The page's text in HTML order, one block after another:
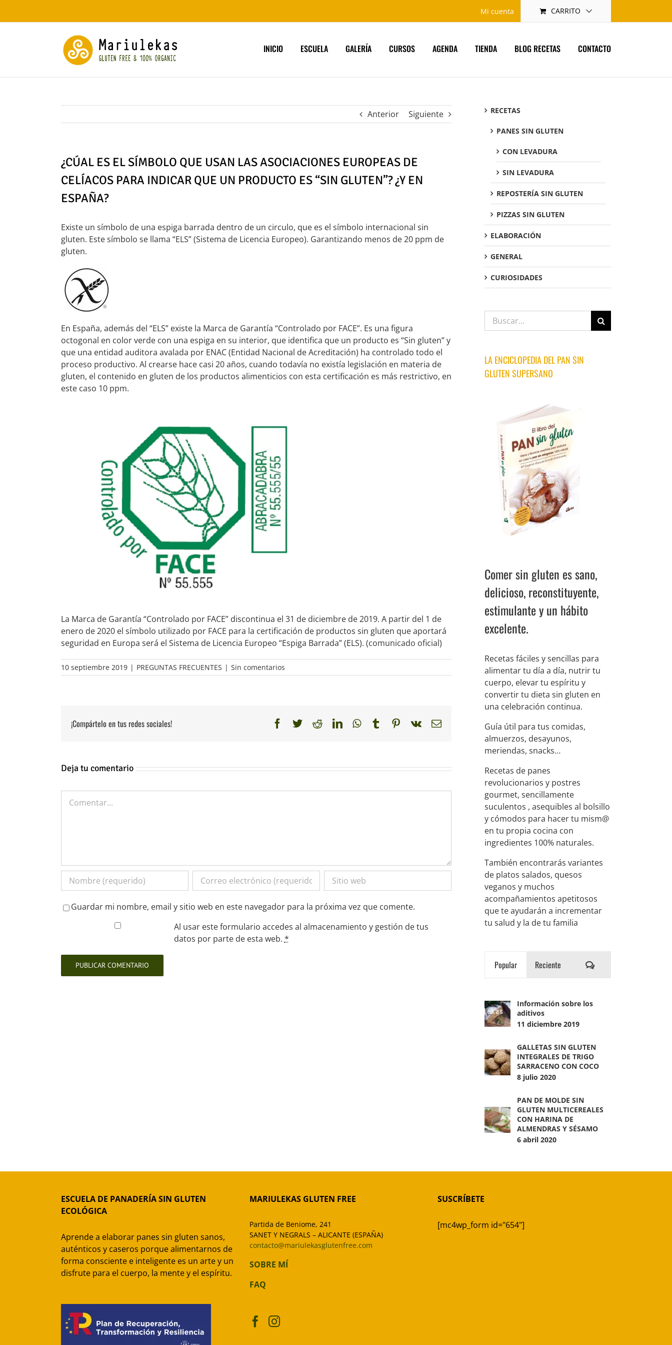
Mi cuenta CARRITO
INICIO ESCUELA GALERÍA CURSOS AGENDA TIENDA BLOG RECETAS CONTACTO
Anterior Siguiente
¿CÚAL ES EL SÍMBOLO QUE USAN LAS ASOCIACIONES EUROPEAS DE
CELÍACOS PARA INDICAR QUE UN PRODUCTO ES “SIN GLUTEN”? ¿Y EN
ESPAÑA?
Existe un símbolo de una espiga barrada dentro de un circulo, que es el símbolo internacional sin
gluten. Este símbolo se llama “ELS” (Sistema de Licencia Europeo). Garantizando menos de 20 ppm de
gluten.
En España, además del “ELS” existe la Marca de Garantía “Controlado por FACE”. Es una figura
octogonal en color verde con una espiga en su interior, que identifica que un producto es “Sin gluten” y
que una entidad auditora avalada por ENAC (Entidad Nacional de Acreditación) ha controlado todo el
proceso productivo. Al crearse hace casi 20 años, cuando todavía no existía legislación en materia de
gluten, el contenido en gluten de los productos alimenticios con esta certificación es más restrictivo, en
este caso 10 ppm.
La Marca de Garantía “Controlado por FACE” discontinua el 31 de diciembre de 2019. A partir del 1 de
enero de 2020 el símbolo utilizado por FACE para la certificación de productos sin gluten que aportará
seguridad en Europa será el Sistema de Licencia Europeo “Espiga Barrada” (ELS). (comunicado oficial)
10 septiembre 2019 | PREGUNTAS FRECUENTES | Sin comentarios
¡Compártelo en tus redes sociales! Facebook
TwitterRedditLinkedInWhatsApp
TumblrPinterest
Vk
Correo
electrónico
Deja tu comentario
Guardar mi nombre, email y sitio web en este navegador para la próxima vez que comente.
Al usar este formulario accedes al almacenamiento y gestión de tus
datos por parte de esta web. *
RECETAS
PANES SIN GLUTEN
CON LEVADURA
SIN LEVADURA
REPOSTERÍA SIN GLUTEN
PIZZAS SIN GLUTEN
ELABORACIÓN
GENERAL
CURIOSIDADES
Buscar:
LA ENCICLOPEDIA DEL PAN SIN
GLUTEN SUPERSANO
Comer sin gluten es sano,
delicioso, reconstituyente,
estimulante y un hábito
excelente.
Recetas fáciles y sencillas para
alimentar tu día a día, nutrir tu
cuerpo, elevar tu espíritu y
convertir tu dieta sin gluten en
una celebración continua.
Guía útil para tus comidas,
almuerzos, desayunos,
meriendas, snacks…
Recetas de panes
revolucionarios y postres
gourmet, sencillamente
suculentos , asequibles al bolsillo
y cómodos para hacer tu mism@
en tu propia cocina con
ingredientes 100% naturales.
También encontrarás variantes
de platos salados, quesos
veganos y muchos
acompañamientos apetitosos
que te ayudarán a incrementar
tu salud y la de tu familia
Popular Reciente Comentarios
Información sobre los
aditivos
11 diciembre 2019
GALLETAS SIN GLUTEN
INTEGRALES DE TRIGO
SARRACENO CON COCO
8 julio 2020
PAN DE MOLDE SIN
GLUTEN MULTICEREALES
CON HARINA DE
ALMENDRAS Y SÉSAMO
6 abril 2020
ESCUELA DE PANADERÍA SIN GLUTEN
ECOLÓGICA
Aprende a elaborar panes sin gluten sanos,
auténticos y caseros porque alimentarnos de
forma consciente e inteligente es un arte y un
disfrute para el cuerpo, la mente y el espíritu.
MARIULEKAS GLUTEN FREE
Partida de Beniome, 241
SANET Y NEGRALS – ALICANTE (ESPAÑA)
contacto@mariulekasglutenfree.com
SOBRE MÍ
FAQ
SUSCRÍBETE
[mc4wp_form id="654"]